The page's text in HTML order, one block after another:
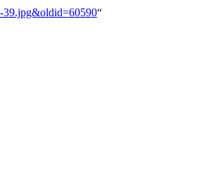
39.jpg&oldid=60590“